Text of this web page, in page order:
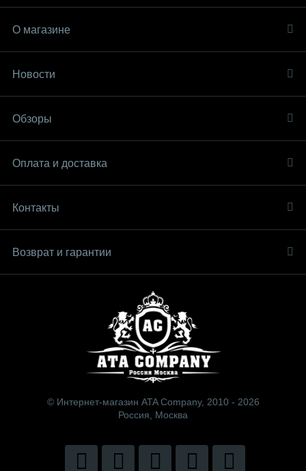
О магазине
Новости
Обзоры
Оплата и доставка
Контакты
Возврат и гарантии
© Интернет-магазин ATA Company, 2010 - 2026
Россия, Москва